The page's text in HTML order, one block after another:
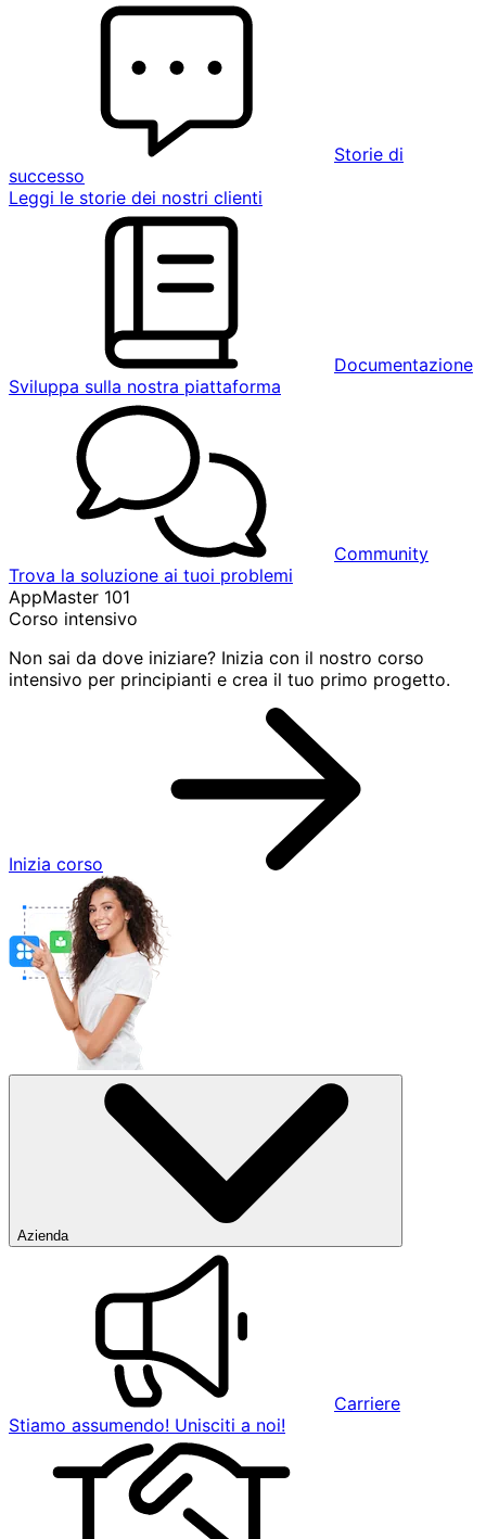
Storie di
successo
Leggi le storie dei nostri clienti
Documentazione
Sviluppa sulla nostra piattaforma
Community
Trova la soluzione ai tuoi problemi
AppMaster 101
Corso intensivo
Non sai da dove iniziare? Inizia con il nostro corso
intensivo per principianti e crea il tuo primo progetto.
Inizia corso
Azienda
Carriere
Stiamo assumendo! Unisciti a noi!